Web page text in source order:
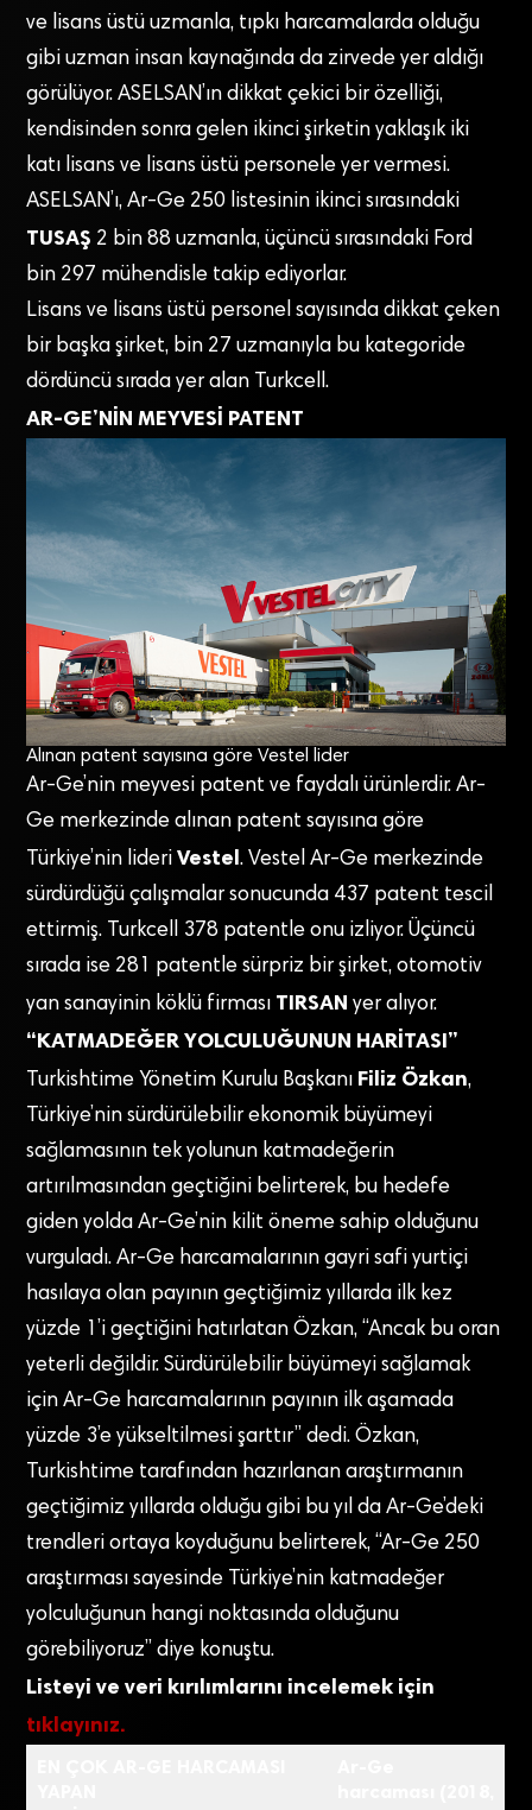
ve lisans üstü uzmanla, tıpkı harcamalarda olduğu
gibi uzman insan kaynağında da zirvede yer aldığı
görülüyor. ASELSAN’ın dikkat çekici bir özelliği,
kendisinden sonra gelen ikinci şirketin yaklaşık iki
katı lisans ve lisans üstü personele yer vermesi.
ASELSAN’ı, Ar-Ge 250 listesinin ikinci sırasındaki
TUSAŞ 2 bin 88 uzmanla, üçüncü sırasındaki Ford
bin 297 mühendisle takip ediyorlar.
Lisans ve lisans üstü personel sayısında dikkat çeken
bir başka şirket, bin 27 uzmanıyla bu kategoride
dördüncü sırada yer alan Turkcell.
AR-GE’NİN MEYVESİ PATENT
Alınan patent sayısına göre Vestel lider
Ar-Ge’nin meyvesi patent ve faydalı ürünlerdir. Ar-
Ge merkezinde alınan patent sayısına göre
Türkiye’nin lideriVestel. Vestel Ar-Ge merkezinde
sürdürdüğü çalışmalar sonucunda 437 patent tescil
ettirmiş. Turkcell 378 patentle onu izliyor. Üçüncü
sırada ise 281 patentle sürpriz bir şirket, otomotiv
yan sanayinin köklü firması TIRSANyer alıyor.
“KATMADEĞER YOLCULUĞUNUN HARİTASI”
Turkishtime Yönetim Kurulu Başkanı Filiz Özkan,
Türkiye’nin sürdürülebilir ekonomik büyümeyi
sağlamasının tek yolunun katmadeğerin
artırılmasından geçtiğini belirterek, bu hedefe
giden yolda Ar-Ge’nin kilit öneme sahip olduğunu
vurguladı. Ar-Ge harcamalarının gayri safi yurtiçi
hasılaya olan payının geçtiğimiz yıllarda ilk kez
yüzde 1’i geçtiğini hatırlatan Özkan, “Ancak bu oran
yeterli değildir. Sürdürülebilir büyümeyi sağlamak
için Ar-Ge harcamalarının payının ilk aşamada
yüzde 3’e yükseltilmesi şarttır” dedi. Özkan,
Turkishtime tarafından hazırlanan araştırmanın
geçtiğimiz yıllarda olduğu gibi bu yıl da Ar-Ge’deki
trendleri ortaya koyduğunu belirterek, “Ar-Ge 250
araştırması sayesinde Türkiye’nin katmadeğer
yolculuğunun hangi noktasında olduğunu
görebiliyoruz” diye konuştu.
Listeyi ve veri kırılımlarını incelemek için
tıklayınız.